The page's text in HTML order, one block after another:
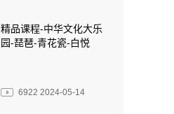
精品课程-中华文化大乐
园-琵琶-青花瓷-白悦
6922 2024-05-14